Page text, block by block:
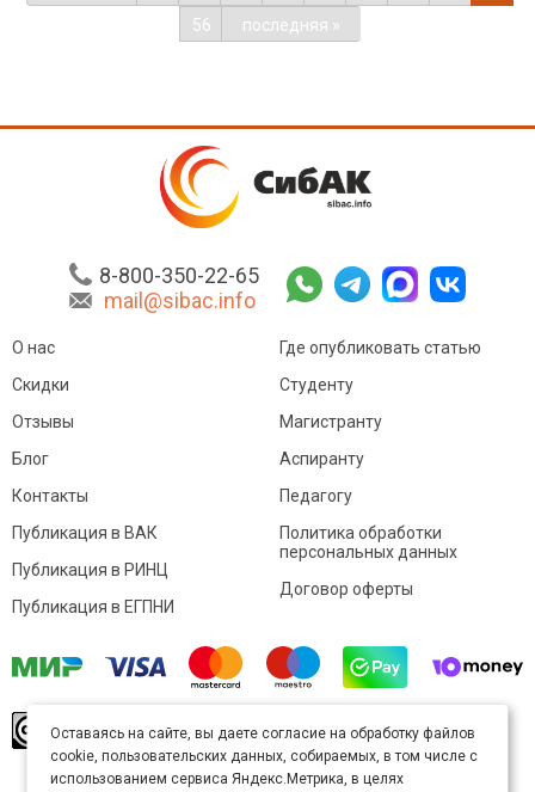
56
последняя »
8-800-350-22-65
mail@sibac.info
О нас
Скидки
Отзывы
Блог
Контакты
Где опубликовать статью
Студенту
Магистранту
Аспиранту
Педагогу
Публикация в ВАК
Публикация в РИНЦ
Публикация в ЕГПНИ
Политика обработки
персональных данных
Договор оферты
произведение доступно полицензии Creative
Commons «Attribution» («Атрибуция») 4.0
Непортированная.
Оставаясь на сайте, вы даете согласие на обработку файлов
cookie, пользовательских данных, собираемых, в том числе с
использованием сервиса Яндекс.Метрика, в целях